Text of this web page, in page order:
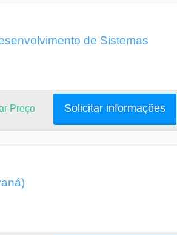
de Sistemas
Solicitar informações
Preço